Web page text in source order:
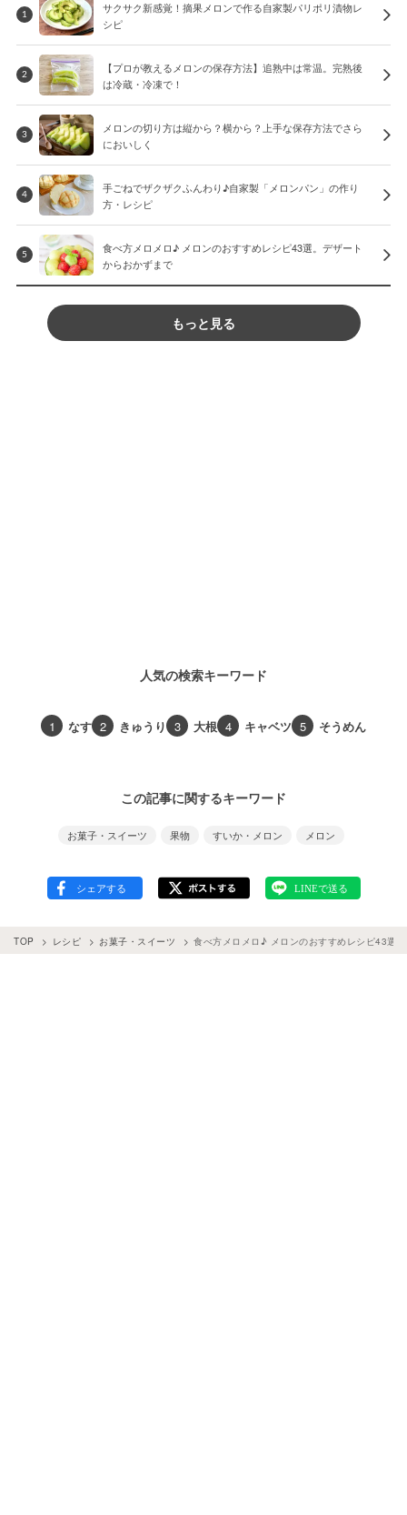
1
サクサク新感覚！摘果メロンで作る自家製パリポリ漬物レ
シピ
2
【プロが教えるメロンの保存方法】追熟中は常温。完熟後
は冷蔵・冷凍で！
3
メロンの切り方は縦から？横から？上手な保存方法でさら
においしく
4
手ごねでザクザクふんわり♪自家製「メロンパン」の作り
方・レシピ
5
食べ方メロメロ♪ メロンのおすすめレシピ43選。デザート
からおかずまで
もっと見る
人気の検索キーワード
1 なす 2 きゅうり 3 大根 4 キャベツ 5 そうめん
この記事に関するキーワード
お菓子・スイーツ 果物 すいか・メロン メロン
TOP レシピ お菓子・スイーツ 食べ方メロメロ♪ メロンのおすすめレシピ43選